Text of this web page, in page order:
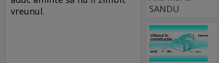
vreunul.
SANDU